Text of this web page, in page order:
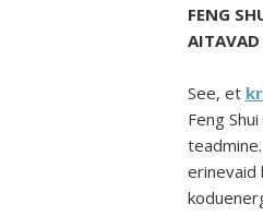
FENG
AITAVAD
See, et
Feng
erinevaid